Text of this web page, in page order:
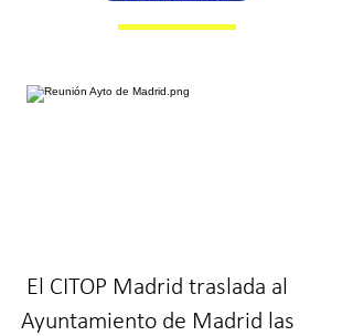
El CITOP Madrid traslada al
Ayuntamiento de Madrid las